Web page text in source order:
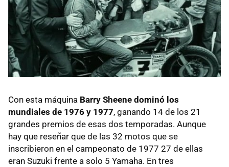
Con esta máquina Barry Sheene dominó los
mundiales de 1976 y 1977, ganando 14 de los 21
grandes premios de esas dos temporadas. Aunque
hay que reseñar que de las 32 motos que se
inscribieron en el campeonato de 1977 27 de ellas
eran Suzuki frente a solo 5 Yamaha. En tres